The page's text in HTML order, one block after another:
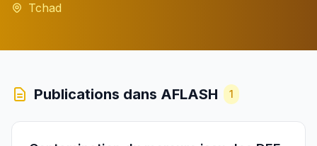
Tchad
Publications dans AFLASH 1